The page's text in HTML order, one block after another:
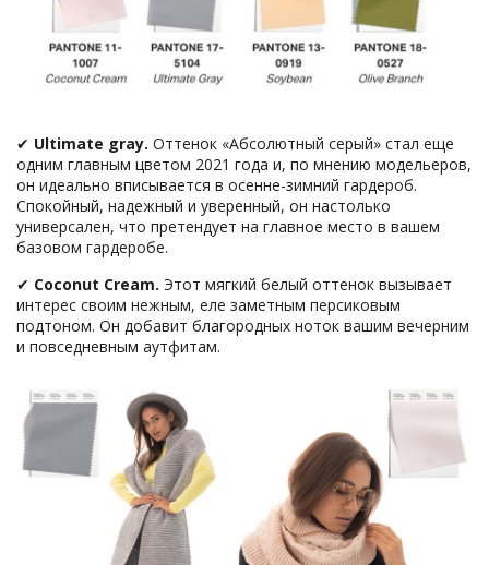
✔ Ultimate gray. Оттенок «Абсолютный серый» стал еще
одним главным цветом 2021 года и, по мнению модельеров,
он идеально вписывается в осенне-зимний гардероб.
Спокойный, надежный и уверенный, он настолько
универсален, что претендует на главное место в вашем
базовом гардеробе.
✔ Coconut Cream. Этот мягкий белый оттенок вызывает
интерес своим нежным, еле заметным персиковым
подтоном. Он добавит благородных ноток вашим вечерним
и повседневным аутфитам.